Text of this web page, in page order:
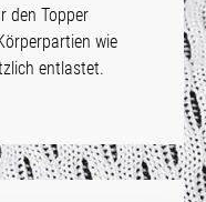
den Topper
wie
entlastet.